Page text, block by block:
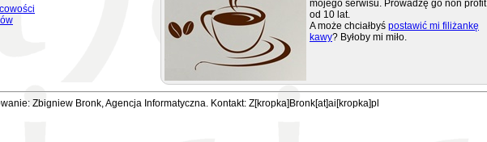
mojego serwisu. Prowadzę go non profit
od 10 lat.
A może chciałbyś postawić mi filiżankę
kawy? Byłoby mi miło.
Zbigniew Bronk, Agencja Informatyczna. Kontakt: Z[kropka]Bronk[at]ai[kropka]pl